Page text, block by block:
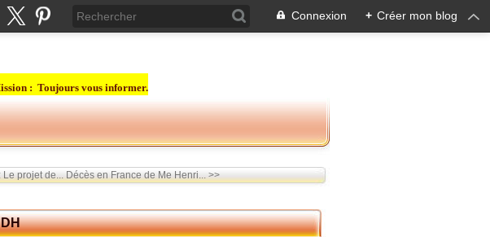
Connexion + Créer mon blog
: Toujours vous informer.
Le projet de... Décès en France de Me Henri... >>